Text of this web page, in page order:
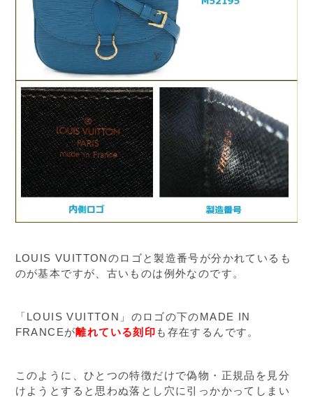
LOUIS VUITTONのロゴと製造番号が分かれているも
のが基本ですが、古いものは例外なのです。
「LOUIS VUITTON」のロゴの下のMADE IN
FRANCEが離れている刻印 も存在するんです。
このように、ひとつの特徴だけで偽物・正規品を見分
けようとすると思わぬ落とし穴に引っかかってしまい